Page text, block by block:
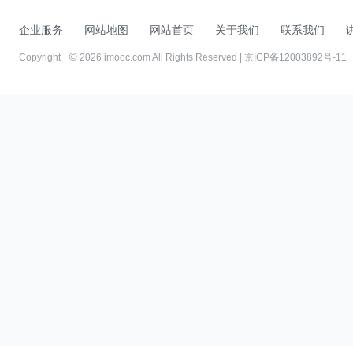
企业服务 网站地图 网站首页 关于我们 联系我们
Copyright 2026 imooc.com All Rights Reserved | 京ICP备12003892号-11